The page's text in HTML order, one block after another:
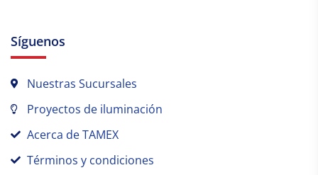
Síguenos
Nuestras Sucursales
Proyectos de iluminación
Acerca de TAMEX
Términos y condiciones